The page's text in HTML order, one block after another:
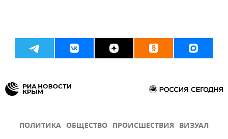
ПОЛИТИКА ОБЩЕСТВО ПРОИСШЕСТВИЯ ВИЗУАЛ